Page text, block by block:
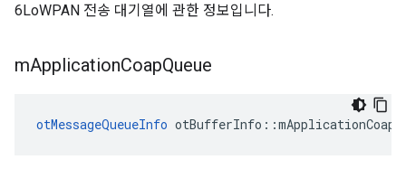
6LoWPAN 전송 대기열에 관한 정보입니다.
mApplicationCoapQueue
otMessageQueueInfo otBufferInfo ::